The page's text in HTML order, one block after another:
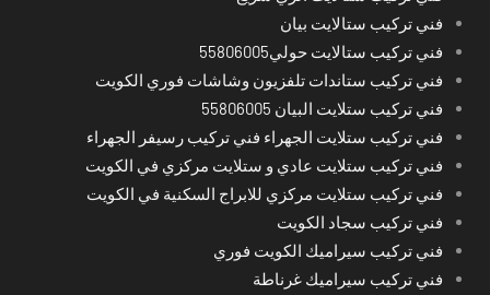
فني تركيب ستالايت بيان
فني تركيب ستالايت حولي55806005
فني تركيب ستاندات تلفزيون وشاشات فوري الكويت
فني تركيب ستلايت البيان 55806005
فني تركيب ستلايت الجهراء فني تركيب رسيفر الجهراء
فني تركيب ستلايت عادي و ستلايت مركزي في الكويت
فني تركيب ستلايت مركزي للابراج السكنية في الكويت
فني تركيب سجاد الكويت
فني تركيب سيراميك الكويت فوري
فني تركيب سيراميك غرناطة